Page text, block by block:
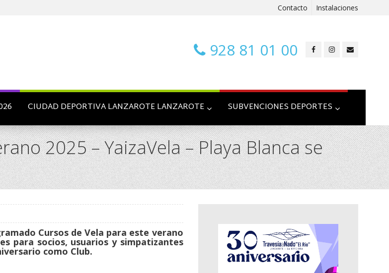
Contacto Instalaciones
928 81 01 00
CIUDAD DEPORTIVA LANZAROTE LANZAROTE SUBVENCIONES DEPORTES
2025 – YaizaVela – Playa Blanca se
Cursos de Vela para este verano
para socios, usuarios y simpatizantes
como Club.